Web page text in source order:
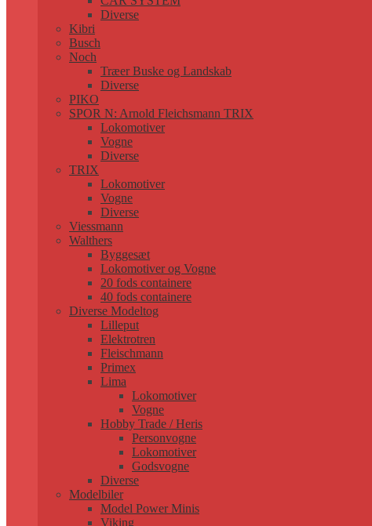
Diverse
Kibri
Busch
Noch
Træer Buske og Landskab
Diverse
PIKO
SPOR N: Arnold Fleichsmann TRIX
Lokomotiver
Vogne
Diverse
TRIX
Lokomotiver
Vogne
Diverse
Viessmann
Walthers
Byggesæt
Lokomotiver og Vogne
20 fods containere
40 fods containere
Diverse Modeltog
Lilleput
Elektrotren
Fleischmann
Primex
Lima
Lokomotiver
Vogne
Hobby Trade / Heris
Personvogne
Lokomotiver
Godsvogne
Diverse
Modelbiler
Model Power Minis
Viking